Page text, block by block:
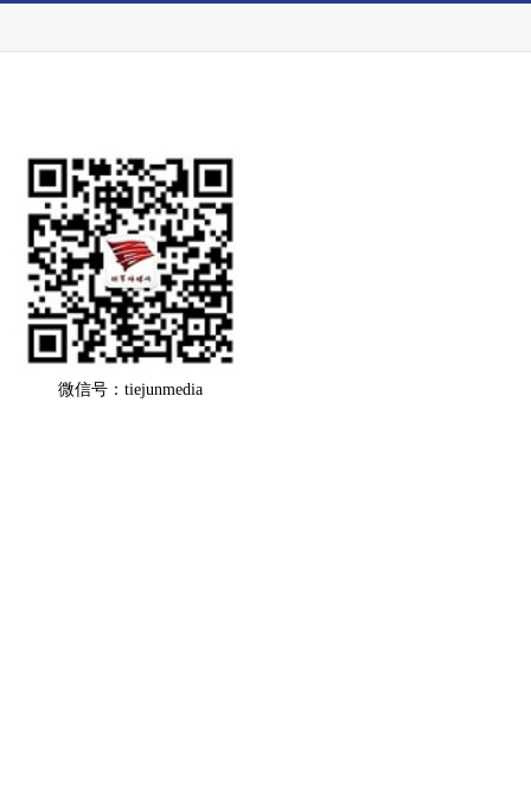
微信号：tiejunmedia